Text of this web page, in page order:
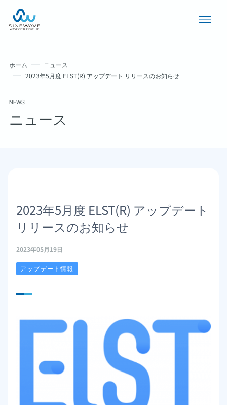
個人情報保護方針
ホーム
ニュース
2023年5月度 ELST(R) アップデート リリースのお知らせ
NEWS
ニュース
2023年5月度 ELST(R) アップデート
リリースのお知らせ
2023年05月19日
アップデート情報